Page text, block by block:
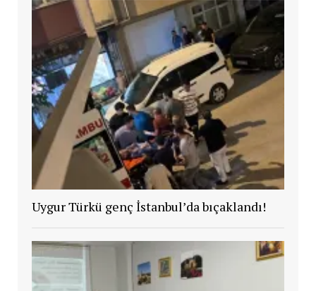
Uygur Türkü genç İstanbul’da bıçaklandı!